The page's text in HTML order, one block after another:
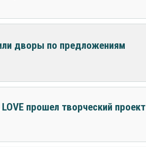
дворы по предложениям
прошел творческий проект